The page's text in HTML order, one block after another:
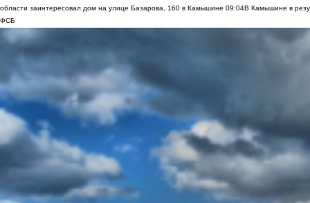
области заинтересовал дом на улице Базарова, 160 в Камышине 09:04В Камышине в
ФСБ